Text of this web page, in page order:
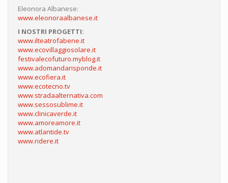
Eleonora Albanese:
www.eleonoraalbanese.it
I NOSTRI PROGETTI:
www.ilteatrofabene.it
www.ecovillaggiosolare.it
festivalecofuturo.myblog.it
www.adomandarisponde.it
www.ecofiera.it
www.ecotecno.tv
www.stradaalternativa.com
www.sessosublime.it
www.clinicaverde.it
www.amoreamore.it
www.atlantide.tv
www.ridere.it